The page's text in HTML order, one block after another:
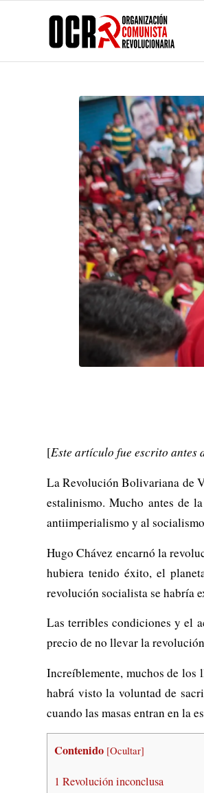
[Este artículo fue escrito antes
La Revolución Bolivariana de
estalinismo. Mucho antes de
antiimperialismo y al
Hugo Chávez encarnó la
hubiera tenido éxito, el
revolución socialista se habría
Las terribles condiciones y el
precio de no llevar la
Increíblemente, muchos de los
habrá visto la voluntad de
cuando las masas entran en la
Contenido [Ocultar]
1 Revolución inconclusa